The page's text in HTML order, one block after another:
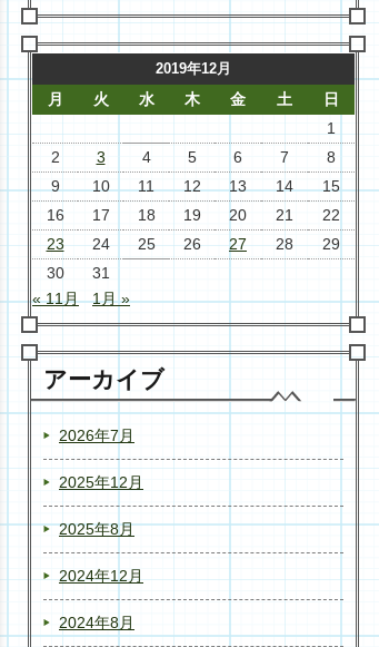
2019年12月
月 火 水 木 金 土
日
1
2
3 4 5 6 7
8
9
10 11 12 13 14
15
16
17 18 19 20 21
22
23
24 25 26 27 28
29
30
31
« 11月
1月 »
アーカイブ
2026年7月
2025年12月
2025年8月
2024年12月
2024年8月